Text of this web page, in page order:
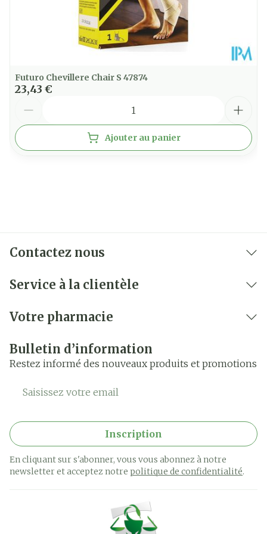
Futuro Chevillere Chair S 47874
23,43 €
Ajouter au panier
Contactez nous
Service à la clientèle
Votre pharmacie
Bulletin d’information
Restez informé des nouveaux produits et promotions
Adresse mail
Inscription
En cliquant sur s'abonner, vous vous abonnez à notre
newsletter et acceptez notre politique de confidentialité.